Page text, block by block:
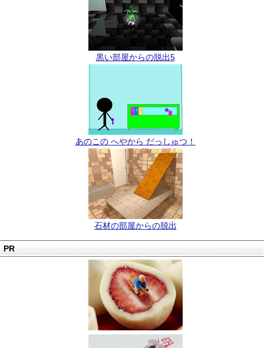
黒い部屋からの脱出5
あのこの へやから だっしゅつ！
石材の部屋からの脱出
PR